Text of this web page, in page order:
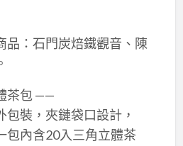
品：石門炭焙鐵觀音、陳
茶包 ——
裝，夾鏈袋口設計，
包內含20入三角立體茶